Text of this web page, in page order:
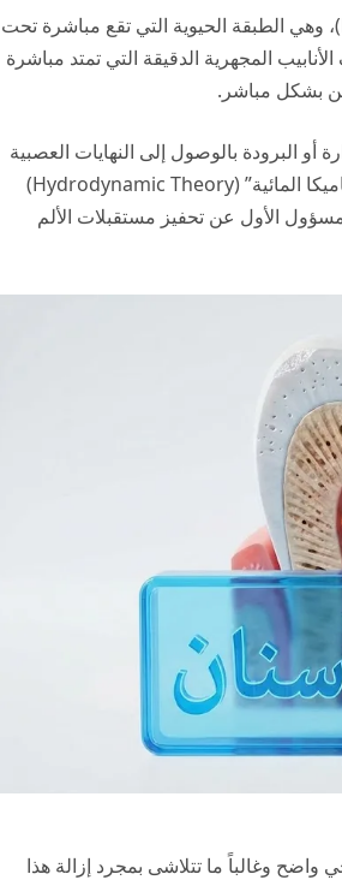
هي حالة طبية تنشأ نتيجة انكشاف طبقة “العاج” (Dentin)، وهي الطبقة الحيوية التي تقع مباشرة تحت
المجهرية الدقيقة التي تمتد مباشرة
بشكل مباشر.
أو البرودة بالوصول إلى النهايات العصبية
بسرعة فائقة، مما يؤدي إلى حدوث صدمة ألمية لحظية. وفقاً لنظرية “الديناميكا المائية” (Hydrodynamic Theory)
الأول عن تحفيز مستقبلات الألم
وغالباً ما تتلاشى بمجرد إزالة هذا